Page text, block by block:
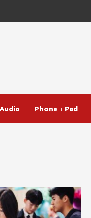
Audio Phone + Pad